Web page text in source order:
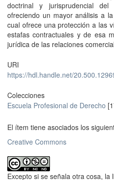
doctrinal y jurisprudencial
ofreciendo un mayor análisis a
cual ofrece una protección a las
estafas contractuales y de esa
jurídica de las relaciones
URI
https://hdl.handle.net/
Colecciones
Escuela Profesional de Derecho
El ítem tiene asociados los
Creative Commons
Excepto si se señala otra cosa,